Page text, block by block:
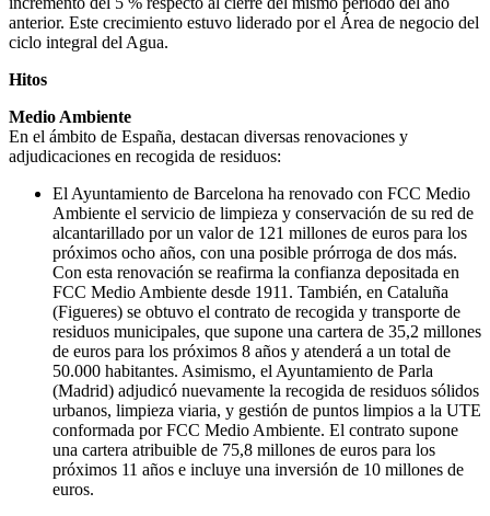
anterior. Este crecimiento estuvo liderado por el Área de negocio del
ciclo integral del Agua.
Hitos
Medio Ambiente
En el ámbito de España, destacan diversas renovaciones y
adjudicaciones en recogida de residuos:
El Ayuntamiento de Barcelona ha renovado con FCC Medio
Ambiente el servicio de limpieza y conservación de su red de
alcantarillado por un valor de 121 millones de euros para los
próximos ocho años, con una posible prórroga de dos más.
Con esta renovación se reafirma la confianza depositada en
FCC Medio Ambiente desde 1911. También, en Cataluña
(Figueres) se obtuvo el contrato de recogida y transporte de
residuos municipales, que supone una cartera de 35,2 millones
de euros para los próximos 8 años y atenderá a un total de
50.000 habitantes. Asimismo, el Ayuntamiento de Parla
(Madrid) adjudicó nuevamente la recogida de residuos sólidos
urbanos, limpieza viaria, y gestión de puntos limpios a la UTE
conformada por FCC Medio Ambiente. El contrato supone
una cartera atribuible de 75,8 millones de euros para los
próximos 11 años e incluye una inversión de 10 millones de
euros.